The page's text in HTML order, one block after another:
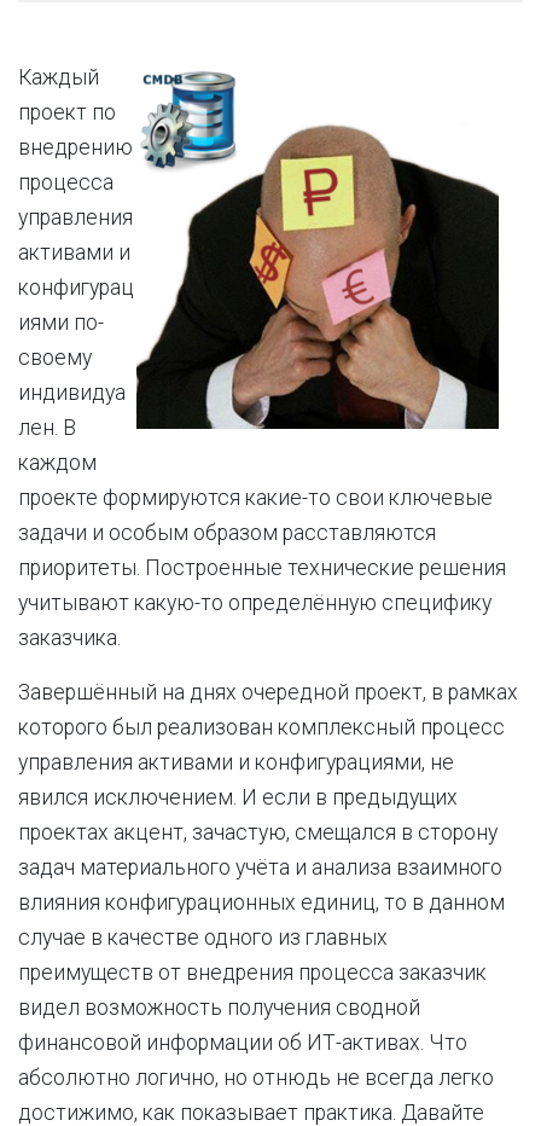
Каждый
проект по
внедрению
процесса
управления
активами и
конфигурац
иями по-
своему
индивидуа
лен. В
каждом
проекте формируются какие-то свои ключевые
задачи и особым образом расставляются
приоритеты. Построенные технические решения
учитывают какую-то определённую специфику
заказчика.
Завершённый на днях очередной проект, в рамках
которого был реализован комплексный процесс
управления активами и конфигурациями, не
явился исключением. И если в предыдущих
проектах акцент, зачастую, смещался в сторону
задач материального учёта и анализа взаимного
влияния конфигурационных единиц, то в данном
случае в качестве одного из главных
преимуществ от внедрения процесса заказчик
видел возможность получения сводной
финансовой информации об ИТ-активах. Что
абсолютно логично, но отнюдь не всегда легко
достижимо, как показывает практика. Давайте